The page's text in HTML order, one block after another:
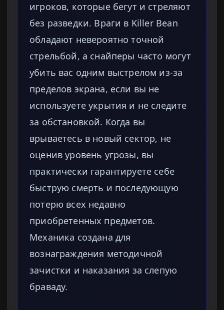
игроков, которые бегут и стреляют
без разведки. Враги в Killer Bean
обладают невероятно точной
стрельбой, а снайперы часто могут
убить вас одним выстрелом из-за
пределов экрана, если вы не
используете укрытия и не следите
за обстановкой. Когда вы
врываетесь в новый сектор, не
оценив уровень угрозы, вы
практически гарантируете себе
быструю смерть и последующую
потерю всех недавно
приобретенных предметов.
Механика создана для
вознаграждения методичной
зачистки и наказания за слепую
браваду.